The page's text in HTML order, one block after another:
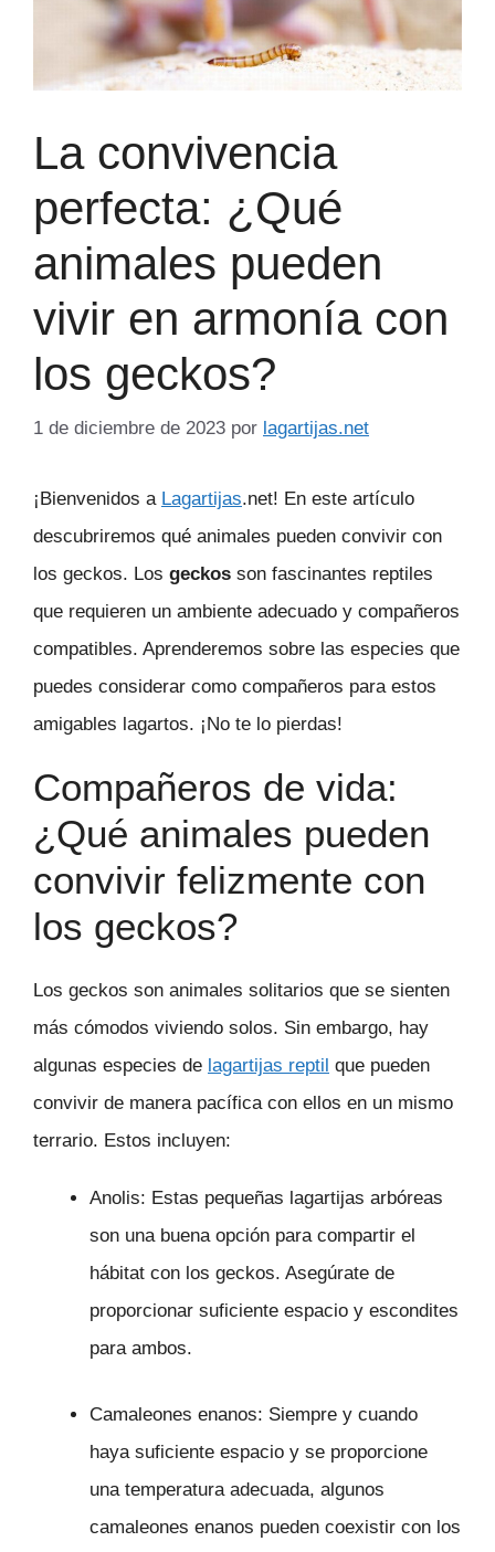
La convivencia
perfecta: ¿Qué
animales pueden
vivir en armonía con
los geckos?
1 de diciembre de 2023 por lagartijas.net
¡Bienvenidos a Lagartijas.net! En este artículo
descubriremos qué animales pueden convivir con
los geckos. Los geckos son fascinantes reptiles
que requieren un ambiente adecuado y compañeros
compatibles. Aprenderemos sobre las especies que
puedes considerar como compañeros para estos
amigables lagartos. ¡No te lo pierdas!
Compañeros de vida:
¿Qué animales pueden
convivir felizmente con
los geckos?
Los geckos son animales solitarios que se sienten
más cómodos viviendo solos. Sin embargo, hay
algunas especies de lagartijas reptil que pueden
convivir de manera pacífica con ellos en un mismo
terrario. Estos incluyen:
Anolis: Estas pequeñas lagartijas arbóreas
son una buena opción para compartir el
hábitat con los geckos. Asegúrate de
proporcionar suficiente espacio y escondites
para ambos.
Camaleones enanos: Siempre y cuando
haya suficiente espacio y se proporcione
una temperatura adecuada, algunos
camaleones enanos pueden coexistir con los